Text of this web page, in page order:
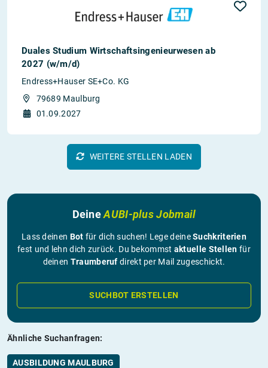
Duales Studium Wirtschaftsingenieurwesen ab
2027 (w/m/d)
Endress+Hauser SE+Co. KG
79689 Maulburg
01.09.2027
WEITERE STELLEN LADEN
DeineAUBI-plus Jobmail
Lass deinen Bot für dich suchen! Lege deineSuchkriterien
fest und lehn dich zurück. Du bekommst aktuelle Stellen für
deinen Traumberuf direkt per Mail zugeschickt.
SUCHBOT ERSTELLEN
Ähnliche Suchanfragen:
AUSBILDUNG MAULBURG